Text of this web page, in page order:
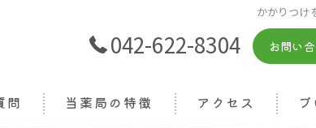
かかりつけ
042-622-8304 お問い
問 当薬局の特徴 アクセス